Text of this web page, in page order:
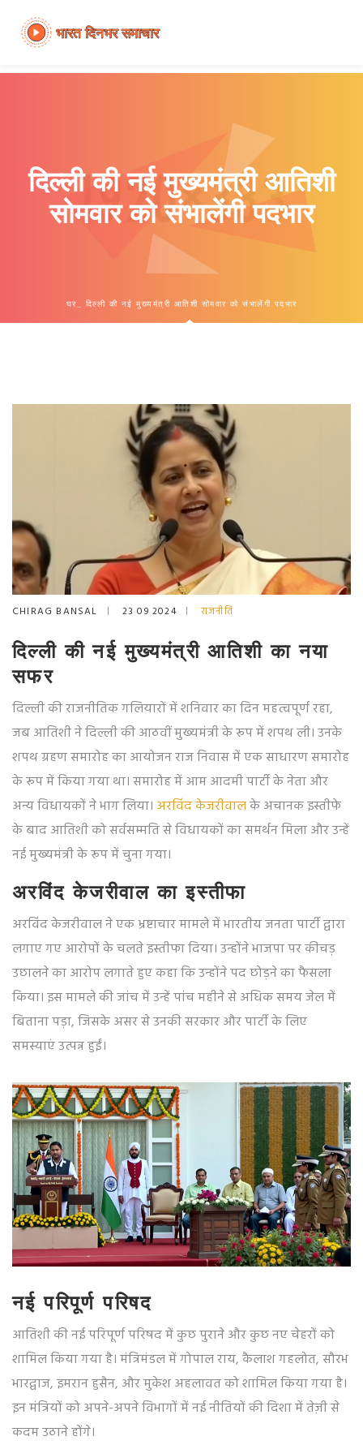
दिल्ली की नई मुख्यमंत्री आतिशी
सोमवार को संभालेंगी पदभार
घर दिल्ली की नई मुख्यमंत्री आतिशी सोमवार को संभालेंगी पदभार
CHIRAG BANSAL 23 09 2024 राजनीति
दिल्ली की नई मुख्यमंत्री आतिशी का नया
सफर
दिल्ली की राजनीतिक गलियारों में शनिवार का दिन महत्वपूर्ण रहा,
जब आतिशी ने दिल्ली की आठवीं मुख्यमंत्री के रूप में शपथ ली। उनके
शपथ ग्रहण समारोह का आयोजन राज निवास में एक साधारण समारोह
के रूप में किया गया था। समारोह में आम आदमी पार्टी के नेता और
अन्य विधायकों ने भाग लिया। अरविंद केजरीवालके अचानक इस्तीफे
के बाद आतिशी को सर्वसम्मति से विधायकों का समर्थन मिला और उन्हें
नई मुख्यमंत्री के रूप में चुना गया।
अरविंद केजरीवाल का इस्तीफा
अरविंद केजरीवाल ने एक भ्रष्टाचार मामले में भारतीय जनता पार्टी द्वारा
लगाए गए आरोपों के चलते इस्तीफा दिया। उन्होंने भाजपा पर कीचड़
उछालने का आरोप लगाते हुए कहा कि उन्होंने पद छोड़ने का फैसला
किया। इस मामले की जांच में उन्हें पांच महीने से अधिक समय जेल में
बिताना पड़ा, जिसके असर से उनकी सरकार और पार्टी के लिए
समस्याएं उत्पन्न हुईं।
नई परिपूर्ण परिषद
आतिशी की नई परिपूर्ण परिषद में कुछ पुराने और कुछ नए चेहरों को
शामिल किया गया है। मंत्रिमंडल में गोपाल राय, कैलाश गहलोत, सौरभ
भारद्वाज, इमरान हुसैन, और मुकेश अहलावत को शामिल किया गया है।
इन मंत्रियों को अपने-अपने विभागों में नई नीतियों की दिशा में तेज़ी से
कदम उठाने होंगे।